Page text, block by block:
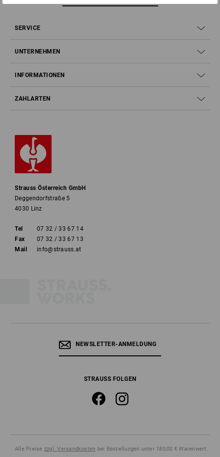
SERVICE
UNTERNEHMEN
INFORMATIONEN
ZAHLARTEN
Strauss Österreich GmbH
Deggendorfstraße 5
4030 Linz
Tel
07 32 / 33 67 14
Fax
07 32 / 33 67 13
Mail
info@strauss.at
NEWSLETTER-ANMELDUNG
STRAUSS FOLGEN
Alle Preise zzgl. Versandkosten bei Bestellungen unter 180,00 € Warenwert.